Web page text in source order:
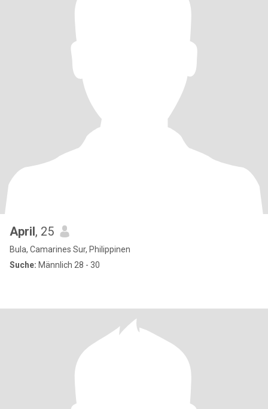
April, 25
Bula, Camarines Sur, Philippinen
Suche: Männlich 28 - 30